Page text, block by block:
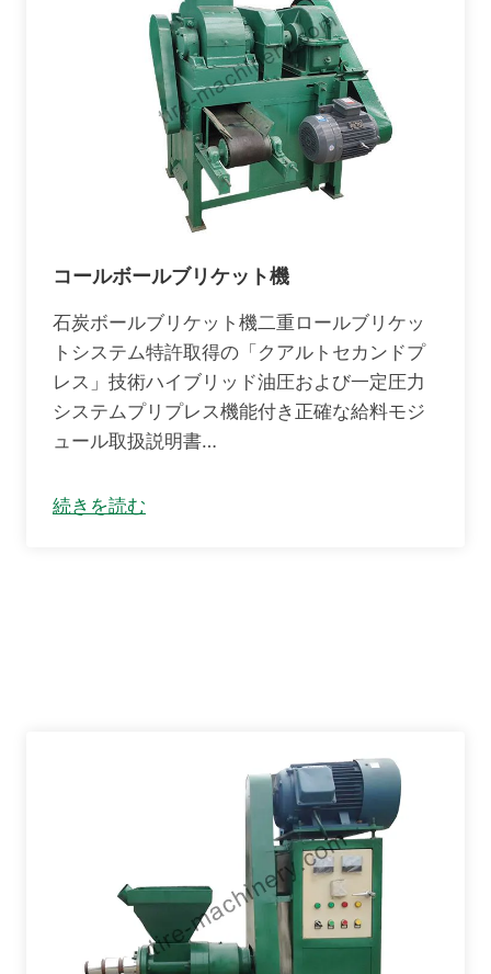
コールボールブリケット機
石炭ボールブリケット機二重ロールブリケッ
トシステム特許取得の「クアルトセカンドプ
レス」技術ハイブリッド油圧および一定圧力
システムプリプレス機能付き正確な給料モジ
ュール取扱説明書…
続きを読む